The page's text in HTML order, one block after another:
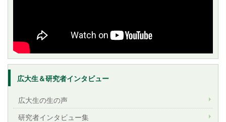
広大生＆研究者インタビュー
広大生の生の声
研究者インタビュー集